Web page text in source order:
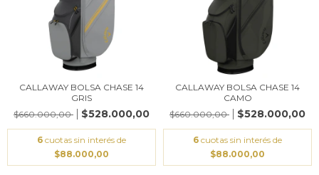
CALLAWAY BOLSA CHASE 14
GRIS
$660.000,00
$528.000,00
6 cuotas sin interés de
$88.000,00
CALLAWAY BOLSA CHASE 14
CAMO
$660.000,00
$528.000,00
6 cuotas sin interés de
$88.000,00